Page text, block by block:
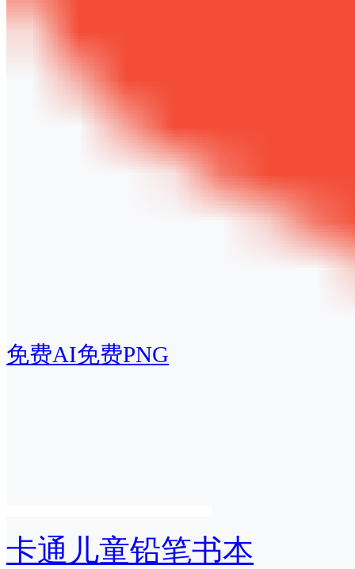
免费AI免费PNG
卡通儿童铅笔书本